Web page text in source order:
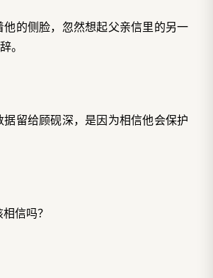
他的侧脸，忽然想起父亲信里的另一
。
据留给顾砚深，是因为相信他会保护
信吗？